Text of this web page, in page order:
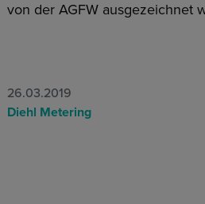
von der AGFW ausgezeichnet
26.03.2019
Diehl Metering